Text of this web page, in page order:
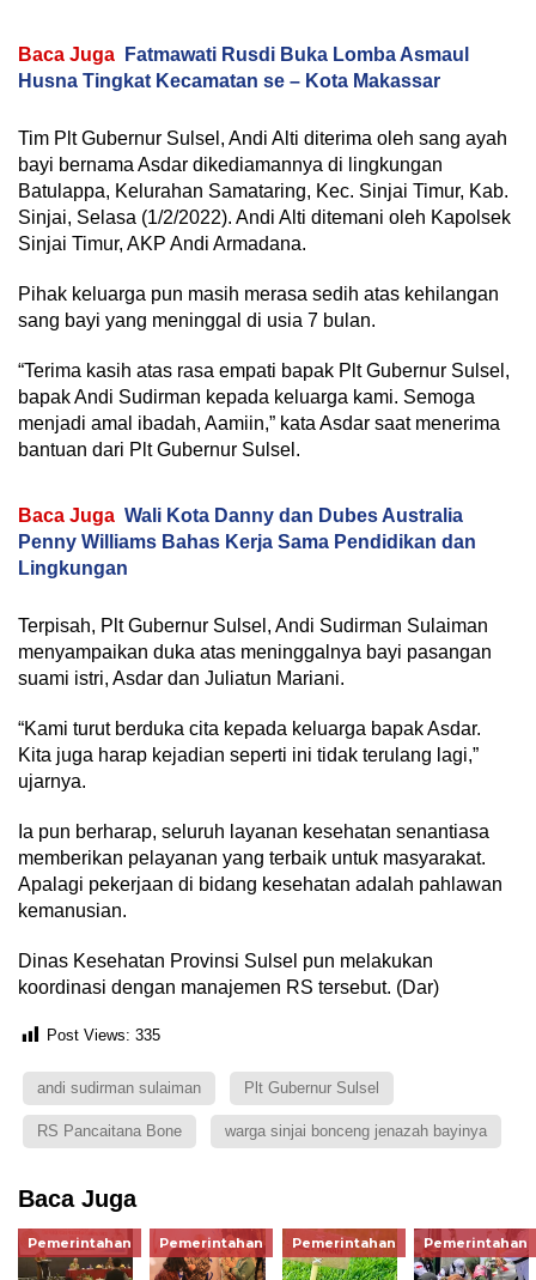
Baca Juga
Fatmawati Rusdi Buka Lomba Asmaul
Husna Tingkat Kecamatan se – Kota Makassar
Tim Plt Gubernur Sulsel, Andi Alti diterima oleh sang ayah
bayi bernama Asdar dikediamannya di lingkungan
Batulappa, Kelurahan Samataring, Kec. Sinjai Timur, Kab.
Sinjai, Selasa (1/2/2022). Andi Alti ditemani oleh Kapolsek
Sinjai Timur, AKP Andi Armadana.
Pihak keluarga pun masih merasa sedih atas kehilangan
sang bayi yang meninggal di usia 7 bulan.
“Terima kasih atas rasa empati bapak Plt Gubernur Sulsel,
bapak Andi Sudirman kepada keluarga kami. Semoga
menjadi amal ibadah, Aamiin,” kata Asdar saat menerima
bantuan dari Plt Gubernur Sulsel.
Baca Juga Wali Kota Danny dan Dubes Australia
Penny Williams Bahas Kerja Sama Pendidikan dan
Lingkungan
Terpisah, Plt Gubernur Sulsel, Andi Sudirman Sulaiman
menyampaikan duka atas meninggalnya bayi pasangan
suami istri, Asdar dan Juliatun Mariani.
“Kami turut berduka cita kepada keluarga bapak Asdar.
Kita juga harap kejadian seperti ini tidak terulang lagi,”
ujarnya.
Ia pun berharap, seluruh layanan kesehatan senantiasa
memberikan pelayanan yang terbaik untuk masyarakat.
Apalagi pekerjaan di bidang kesehatan adalah pahlawan
kemanusian.
Dinas Kesehatan Provinsi Sulsel pun melakukan
koordinasi dengan manajemen RS tersebut. (Dar)
Post Views: 335
andi sudirman sulaiman Plt Gubernur Sulsel
RS Pancaitana Bone warga sinjai bonceng jenazah bayinya
Baca Juga
Pemerintahan Pemerintahan Pemerintahan Pemerintahan